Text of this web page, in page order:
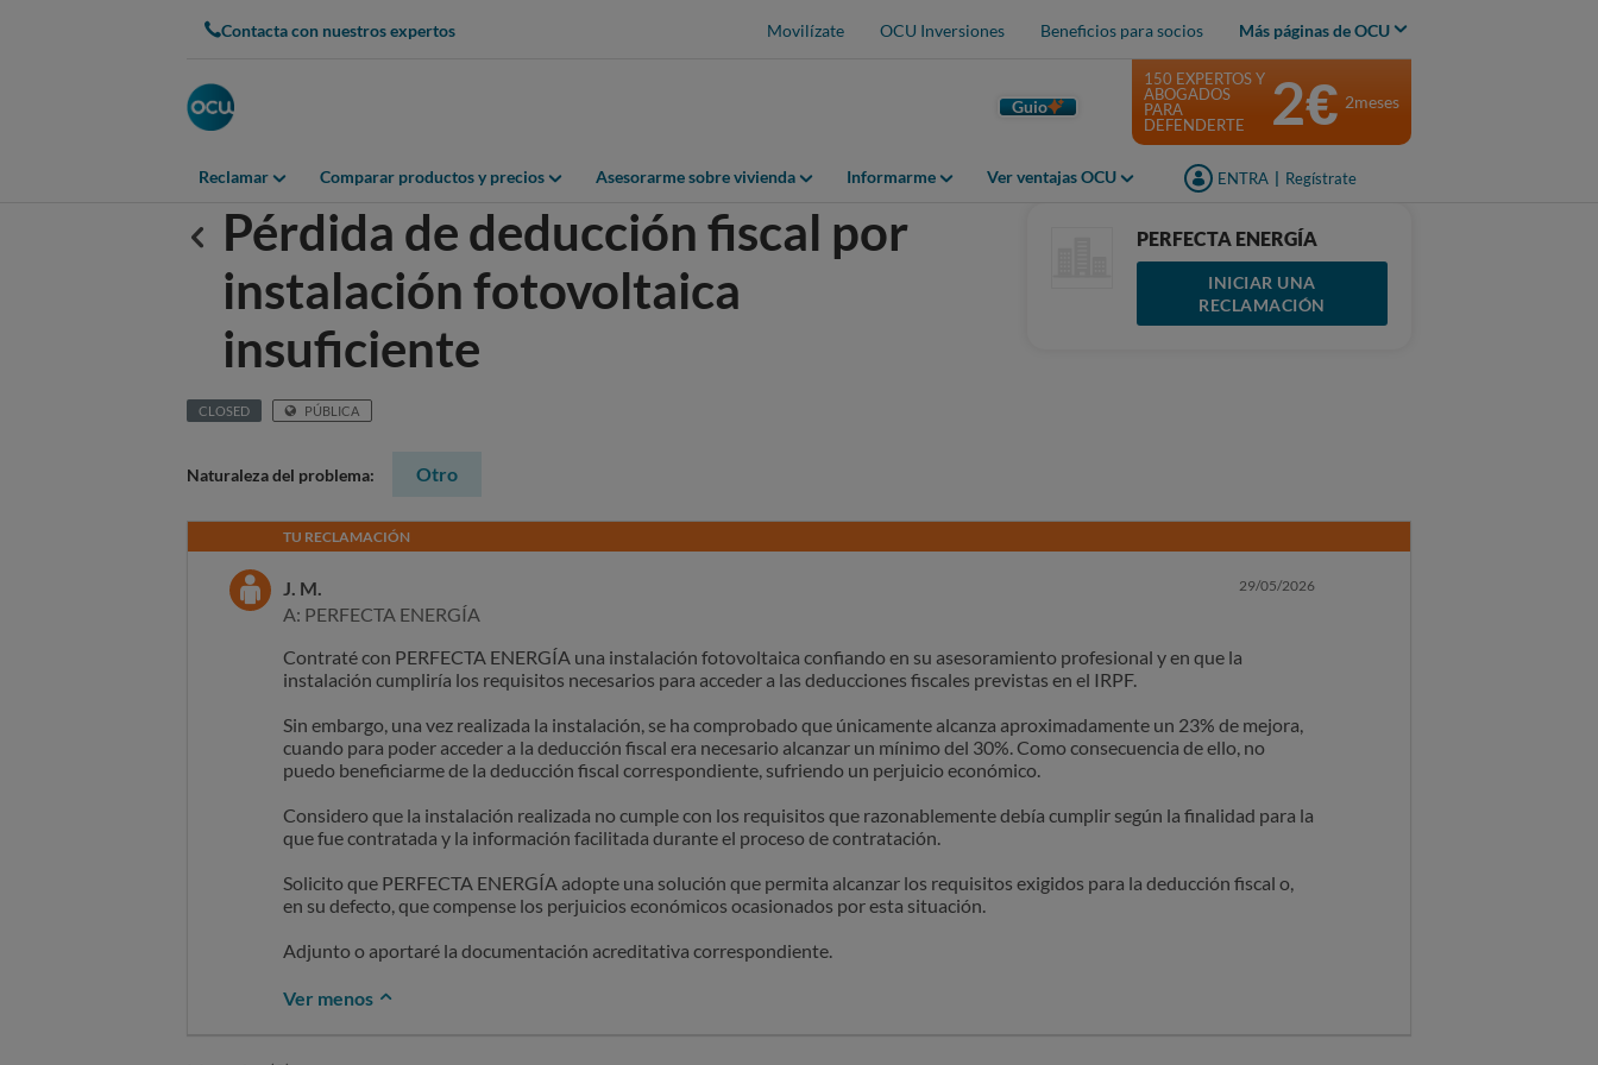
Contacta con nuestros expertos Movilízate OCU Inversiones Beneficios para socios Más páginas de OCU
Guio
Reclamar Comparar productos y precios Asesorarme sobre vivienda Informarme Ver ventajas OCU ENTRA Regístrate
150 EXPERTOS Y
ABOGADOS
PARA
DEFENDERTE
2€ 2meses
Anterior
Pérdida de deducción fiscal por
instalación fotovoltaica
insuficiente
CLOSED PÚBLICA
PERFECTA ENERGÍA
INICIAR UNA
RECLAMACIÓN
Naturaleza del problema: Otro
TU RECLAMACIÓN
J. M.
A: PERFECTA ENERGÍA
29/05/2026
Contraté con PERFECTA ENERGÍA una instalación fotovoltaica confiando en su asesoramiento profesional y en que la
instalación cumpliría los requisitos necesarios para acceder a las deducciones fiscales previstas en el IRPF.
Sin embargo, una vez realizada la instalación, se ha comprobado que únicamente alcanza aproximadamente un 23% de mejora,
cuando para poder acceder a la deducción fiscal era necesario alcanzar un mínimo del 30%. Como consecuencia de ello, no
puedo beneficiarme de la deducción fiscal correspondiente, sufriendo un perjuicio económico.
Considero que la instalación realizada no cumple con los requisitos que razonablemente debía cumplir según la finalidad para la
que fue contratada y la información facilitada durante el proceso de contratación.
Solicito que PERFECTA ENERGÍA adopte una solución que permita alcanzar los requisitos exigidos para la deducción fiscal o,
en su defecto, que compense los perjuicios económicos ocasionados por esta situación.
Adjunto o aportaré la documentación acreditativa correspondiente.
Ver menos